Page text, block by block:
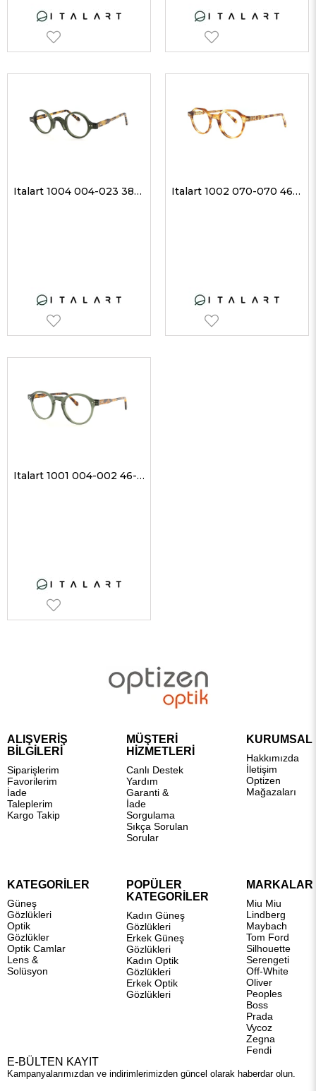
Italart 1004 004-023 38-29 Unisex Optik Gözlükler Italart 1002 070-070 46-21 Unisex Optik Gözlükler
Italart 1001 004-002 46-21 Unisex Optik Gözlükler
ALIŞVERİŞ
BİLGİLERİ
Siparişlerim
Favorilerim
İade
Taleplerim
Kargo Takip
MÜŞTERİ
HİZMETLERİ
Canlı Destek
Yardım
Garanti &
İade
Sorgulama
Sıkça Sorulan
Sorular
KURUMSAL
Hakkımızda
İletişim
Optizen
Mağazaları
KATEGORİLER
Güneş
Gözlükleri
Optik
Gözlükler
Optik Camlar
Lens &
Solüsyon
POPÜLER
KATEGORİLER
Kadın Güneş
Gözlükleri
Erkek Güneş
Gözlükleri
Kadın Optik
Gözlükleri
Erkek Optik
Gözlükleri
MARKALAR
Miu Miu
Lindberg
Maybach
Tom Ford
Silhouette
Serengeti
Off-White
Oliver
Peoples
Boss
Prada
Vycoz
Zegna
Fendi
E-BÜLTEN KAYIT
Kampanyalarımızdan ve indirimlerimizden güncel olarak haberdar olun.